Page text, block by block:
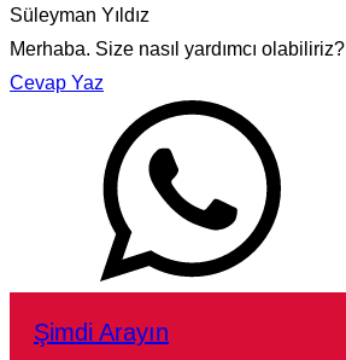
Süleyman Yıldız
Merhaba. Size nasıl yardımcı olabiliriz?
Cevap Yaz
Şimdi Arayın